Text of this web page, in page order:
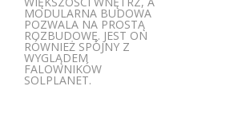
MODULARNA BUDOWA
POZWALA NA PROSTĄ
ROZBUDOWĘ. JEST ON
RÓWNIEŻ SPÓJNY Z
WYGLĄDEM
FALOWNIKÓW
SOLPLANET.